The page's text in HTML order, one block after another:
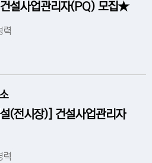
설사업관리자(PQ) 모집★
력
(전시장)] 건설사업관리자
력